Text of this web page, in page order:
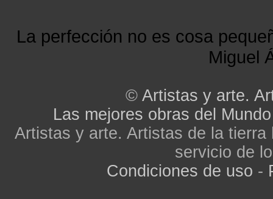
La perfección no es cosa
Miguel
© Artistas y arte.
Las mejores obras del Mundo
Artistas y arte. Artistas de la
servicio de
Condiciones de uso -